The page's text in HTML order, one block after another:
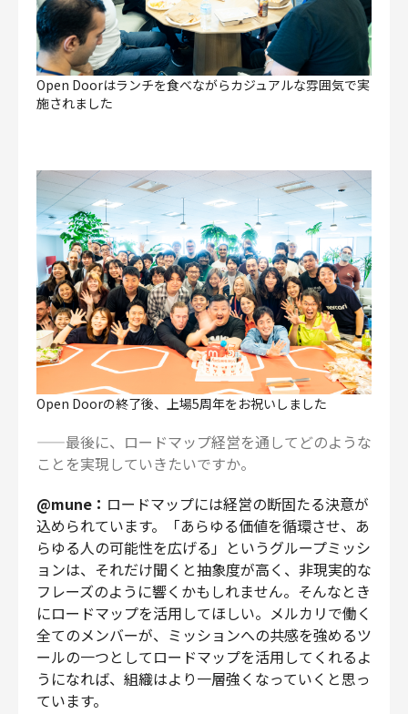
Open Doorはランチを食べながらカジュアルな雰囲気で実
施されました
Open Doorの終了後、上場5周年をお祝いしました
——最後に、ロードマップ経営を通してどのような
ことを実現していきたいですか。
@mune： ロードマップには経営の断固たる決意が
込められています。「あらゆる価値を循環させ、あ
らゆる人の可能性を広げる」というグループミッシ
ョンは、それだけ聞くと抽象度が高く、非現実的な
フレーズのように響くかもしれません。そんなとき
にロードマップを活用してほしい。メルカリで働く
全てのメンバーが、ミッションへの共感を強めるツ
ールの一つとしてロードマップを活用してくれるよ
うになれば、組織はより一層強くなっていくと思っ
ています。